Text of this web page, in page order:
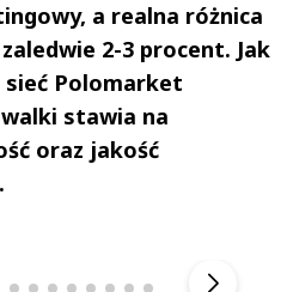
a realna różnica
2-3 procent. Jak
sieć Polomarket
stawia na
oraz jakość